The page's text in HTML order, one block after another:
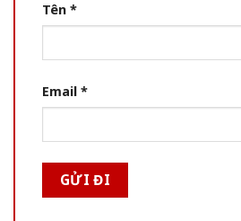
Tên *
Email *